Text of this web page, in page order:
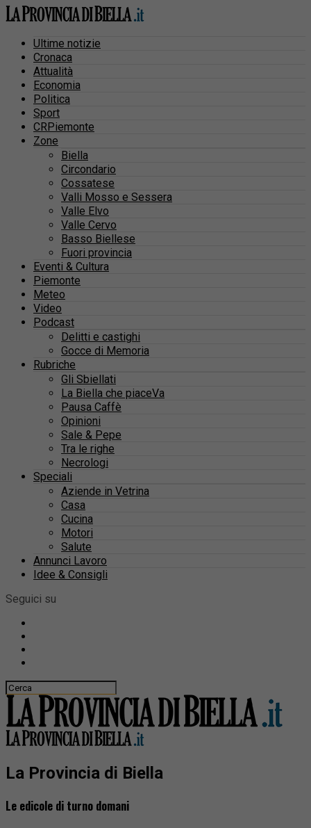
Ultime notizie
Cronaca
Attualità
Economia
Politica
Sport
CRPiemonte
Zone
Biella
Circondario
Cossatese
Valli Mosso e Sessera
Valle Elvo
Valle Cervo
Basso Biellese
Fuori provincia
Eventi & Cultura
Piemonte
Meteo
Video
Podcast
Delitti e castighi
Gocce di Memoria
Rubriche
Gli Sbiellati
La Biella che piaceVa
Pausa Caffè
Opinioni
Sale & Pepe
Tra le righe
Necrologi
Speciali
Aziende in Vetrina
Casa
Cucina
Motori
Salute
Annunci Lavoro
Idee & Consigli
Seguici su
La Provincia di Biella
Le edicole di turno domani